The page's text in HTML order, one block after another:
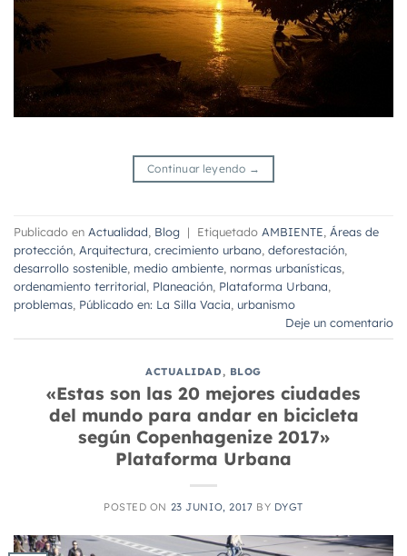
Continuar leyendo →
Publicado en Actualidad Blog | Etiquetado AMBIENTE Áreas de
protección Arquitectura crecimiento urbano deforestación
desarrollo sostenible medio ambiente normas urbanísticas
ordenamiento territorial Planeación Plataforma Urbana
problemas Públicado en: La Silla Vacia urbanismo
Deje un comentario
ACTUALIDAD, BLOG
«Estas son las 20 mejores ciudades
del mundo para andar en bicicleta
según Copenhagenize 2017»
Plataforma Urbana
POSTED ON 23 JUNIO, 2017 BY DYGT